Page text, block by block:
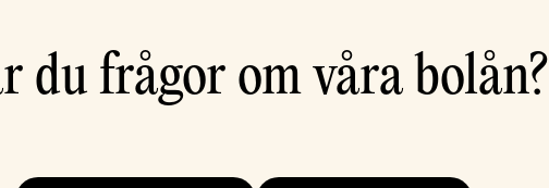
du frågor om våra bolån?